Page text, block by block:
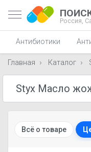
Россия,
Антибиотики
Главная Каталог
Всё о товаре